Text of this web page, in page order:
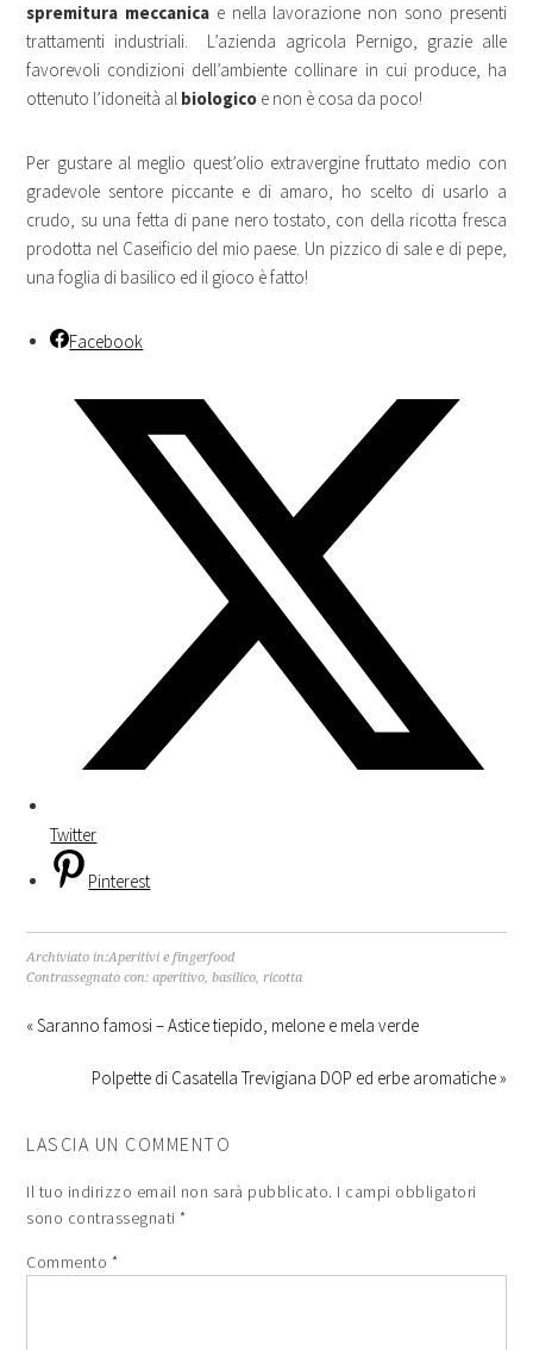
spremitura meccanica e nella lavorazione non sono presenti
trattamenti industriali. L’azienda agricola Pernigo, grazie alle
favorevoli condizioni dell’ambiente collinare in cui produce, ha
ottenuto l’idoneità al biologico e non è cosa da poco!
Per gustare al meglio quest’olio extravergine fruttato medio con
gradevole sentore piccante e di amaro, ho scelto di usarlo a
crudo, su una fetta di pane nero tostato, con della ricotta fresca
prodotta nel Caseificio del mio paese. Un pizzico di sale e di pepe,
una foglia di basilico ed il gioco è fatto!
Facebook
Twitter
Pinterest
Archiviato in:Aperitivi e fingerfood
Contrassegnato con:aperitivo,basilico,ricotta
« Saranno famosi – Astice tiepido, melone e mela verde
Polpette di Casatella Trevigiana DOP ed erbe aromatiche »
LASCIA UN COMMENTO
Il tuo indirizzo email non sarà pubblicato. I campi obbligatori
sono contrassegnati*
Commento *